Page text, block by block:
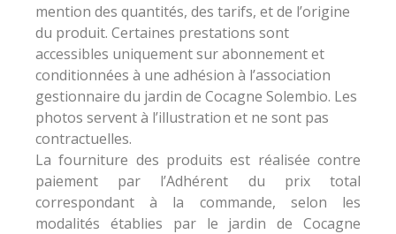
mention des quantités, des tarifs, et de l’origine
du produit. Certaines prestations sont
accessibles uniquement sur abonnement et
conditionnées à une adhésion à l’association
gestionnaire du jardin de Cocagne Solembio. Les
photos servent à l’illustration et ne sont pas
contractuelles.
La fourniture des produits est réalisée contre
paiement par l’Adhérent du prix total
correspondant à la commande, selon les
modalités établies par le jardin de Cocagne